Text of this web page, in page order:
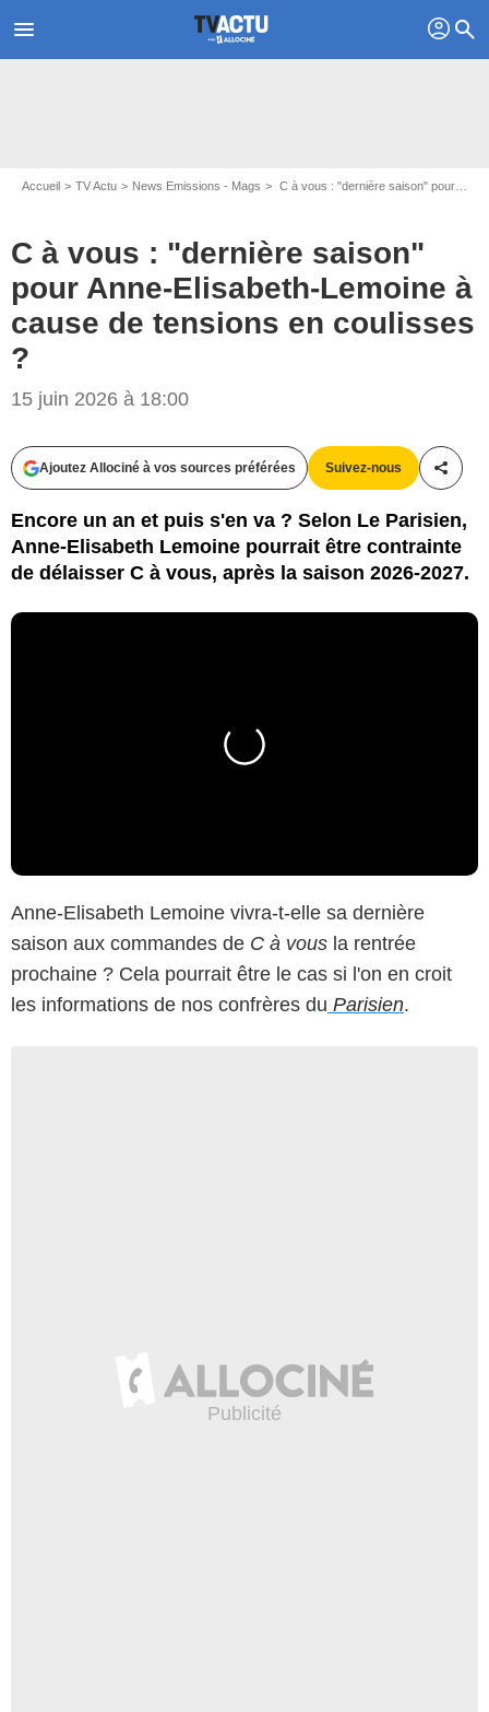
menu profil search
Accueil TV Actu News Emissions - Mags C à vous : "dernière saison" pour Anne-Elisabeth-Lemoine à cause de tensions en coulisses ?
C à vous : "dernière saison"
pour Anne-Elisabeth-Lemoine à
cause de tensions en coulisses
?
15 juin 2026 à 18:00
Ajoutez Allociné à vos sources préférées Suivez-nous
Encore un an et puis s'en va ? Selon Le Parisien,
Anne-Elisabeth Lemoine pourrait être contrainte
de délaisser C à vous, après la saison 2026-2027.
Anne-Elisabeth Lemoine vivra-t-elle sa dernière
saison aux commandes de C à vous la rentrée
prochaine ? Cela pourrait être le cas si l'on en croit
les informations de nos confrères du Parisien.